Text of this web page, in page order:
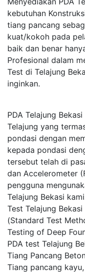
kebutuhan
tiang pancang
kuat/kokoh pada
baik dan benar
Profesional dalam
Test di Telajung
inginkan.
PDA Telajung
Telajung yang
pondasi dengan
kepada pondasi
tersebut telah di
dan Accelerometer
pengguna
Telajung Bekasi
Test Telajung
(Standard Test
Testing of Deep
PDA test Telajung
Tiang Pancang
Tiang pancang